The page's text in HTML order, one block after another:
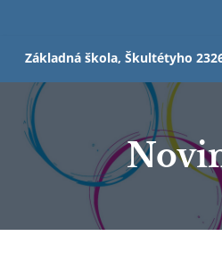
Základná škola, Škultétyho